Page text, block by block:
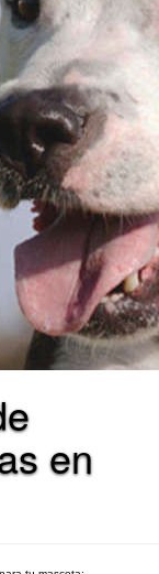
en